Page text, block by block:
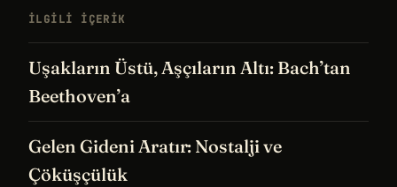
İLGILI IÇERIK
Uşakların Üstü, Aşçıların Altı: Bach’tan
Beethoven’a
Gelen Gideni Aratır: Nostalji ve
Çöküşçülük